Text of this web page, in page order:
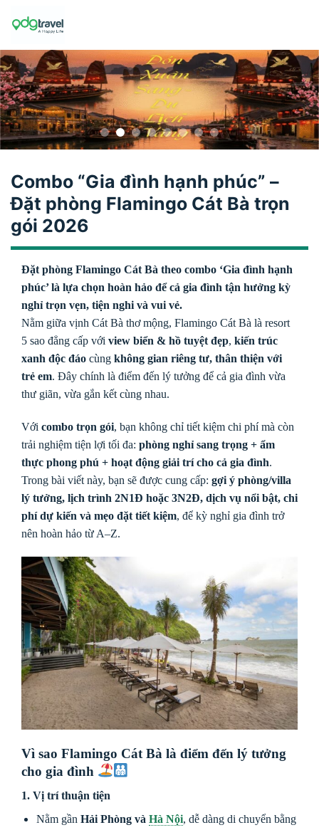
Combo “Gia đình hạnh phúc” –
Đặt phòng Flamingo Cát Bà trọn
gói 2026
Đặt phòng Flamingo Cát Bà theo combo ‘Gia đình hạnh
phúc’ là lựa chọn hoàn hảo để cả gia đình tận hưởng kỳ
nghỉ trọn vẹn, tiện nghi và vui vẻ.
Nằm giữa vịnh Cát Bà thơ mộng, Flamingo Cát Bà là resort
5 sao đẳng cấp với view biển & hồ tuyệt đẹp, kiến trúc
xanh độc đáo cùng không gian riêng tư, thân thiện với
trẻ em. Đây chính là điểm đến lý tưởng để cả gia đình vừa
thư giãn, vừa gắn kết cùng nhau.
Với combo trọn gói, bạn không chỉ tiết kiệm chi phí mà còn
trải nghiệm tiện lợi tối đa: phòng nghỉ sang trọng + ẩm
thực phong phú + hoạt động giải trí cho cả gia đình.
Trong bài viết này, bạn sẽ được cung cấp: gợi ý phòng/villa
lý tưởng, lịch trình 2N1Đ hoặc 3N2Đ, dịch vụ nổi bật, chi
phí dự kiến và mẹo đặt tiết kiệm, để kỳ nghỉ gia đình trở
nên hoàn hảo từ A–Z.
Vì sao Flamingo Cát Bà là điểm đến lý tưởng
cho gia đình
1. Vị trí thuận tiện
Nằm gần Hải Phòng và Hà Nội, dễ dàng di chuyển bằng